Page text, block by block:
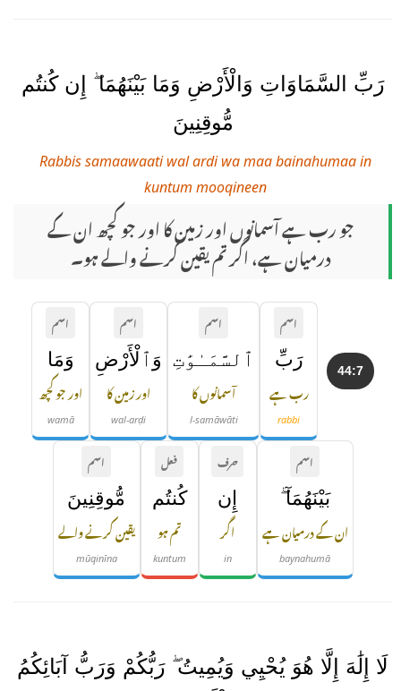
رَبِّ السَّمَاوَاتِ وَالْأَرْضِ وَمَا بَيْنَهُمَا ۖ إِن كُنتُم
مُّوقِنِينَ
Rabbis samaawaati wal ardi wa maa bainahumaa in
kuntum mooqineen
جو رب ہے آسمانوں اور زمین کا اور جو کچھ ان کے
درمیان ہے، اگر تم یقین کرنے والے ہو۔
44:7
اسم
رَبِّ
رب ہے
rabbi
اسم
ٱلسَّمَـٰوَٰتِ
آسمانوں کا
l-samāwāti
اسم
وَٱلْأَرْضِ
اور زمین کا
wal-arḍi
اسم
وَمَا
اور جو کچھ
wamā
اسم
بَيْنَهُمَآ ۖ
ان کے درمیان ہے
baynahumā
حرف
إِن
اگر
in
فعل
كُنتُم
تم ہو
kuntum
اسم
مُّوقِنِينَ
یقین کرنے والے
mūqinīna
لَا إِلَٰهَ إِلَّا هُوَ يُحْيِي وَيُمِيتُ ۖ رَبُّكُمْ وَرَبُّ آبَائِكُمُ